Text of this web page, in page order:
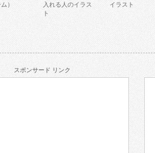
）
入れる人のイラス
ト
イラスト
スポンサード リンク